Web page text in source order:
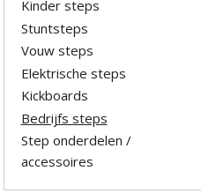
Kinder steps
Stuntsteps
Vouw steps
Elektrische steps
Kickboards
Bedrijfs steps
Step onderdelen /
accessoires